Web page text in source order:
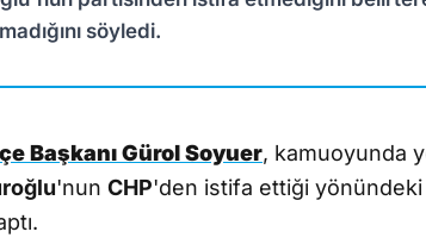
söyledi.
Başkanı Gürol Soyuer, kamuoyunda
'nun CHP'den istifa ettiği yönündeki